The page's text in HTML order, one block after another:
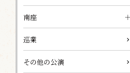
南座
巡業
その他の公演